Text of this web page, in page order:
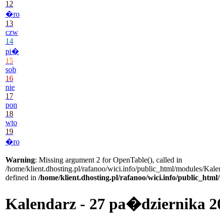
12
�ro
13
czw
14
pi�
15
sob
16
nie
17
pon
18
wto
19
�ro
Warning: Missing argument 2 for OpenTable(), called in
/home/klient.dhosting.pl/rafanoo/wici.info/public_html/modules/
defined in /home/klient.dhosting.pl/rafanoo/wici.info/
Kalendarz - 27 pa�dziernika